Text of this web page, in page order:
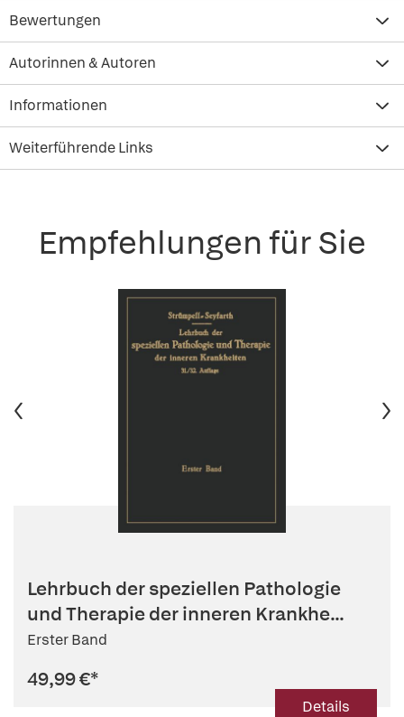
Bewertungen
Autorinnen & Autoren
Informationen
Weiterführende Links
Empfehlungen für Sie
Lehrbuch der speziellen Pathologie
und Therapie der inneren Krankhe...
Erster Band
49,99 €*
Details